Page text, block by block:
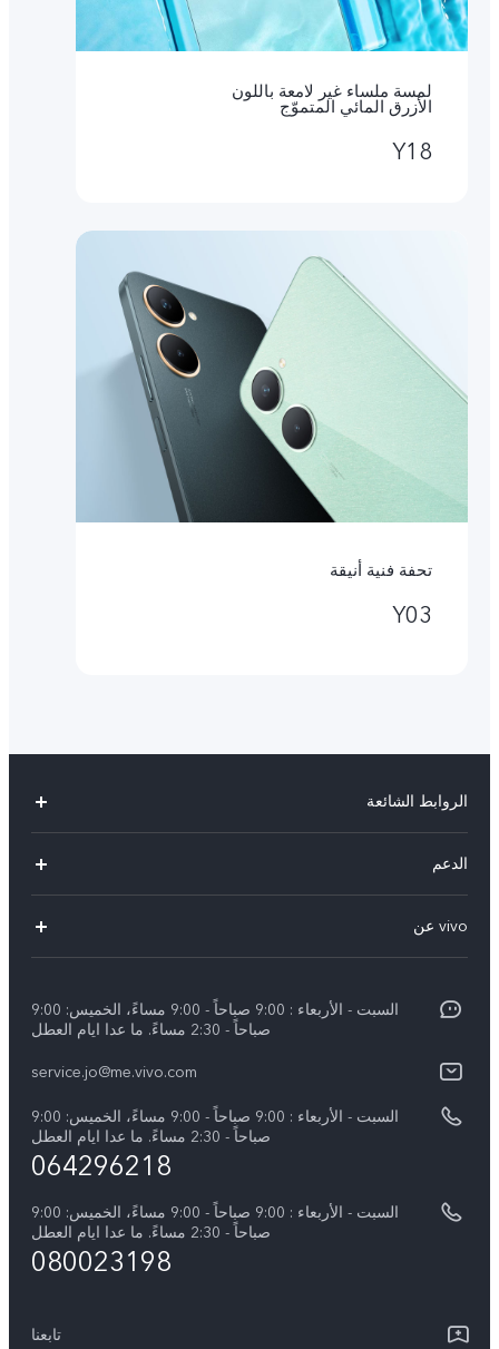
لمسة ملساء غير لامعة باللون
الأزرق المائي المتموّج
Y18
تحفة فنية أنيقة
Y03
الروابط الشائعة
Y19s(New)
Y28(New)
كل الموديلات
الدعم
مركز الخدمة
Funtouch OS
بيان الخصوصية بشأن خدمة العملاء
vivo عن
اضغط
الإشعارات القانونية
نبذة عنا
الاستدامة
السبت - الأربعاء : 9:00 صباحاً - 9:00 مساءً، الخميس: 9:00
صباحاً - 2:30 مساءً. ما عدا ايام العطل
service.jo@me.vivo.com
السبت - الأربعاء : 9:00 صباحاً - 9:00 مساءً، الخميس: 9:00
صباحاً - 2:30 مساءً. ما عدا ايام العطل
064296218
السبت - الأربعاء : 9:00 صباحاً - 9:00 مساءً، الخميس: 9:00
صباحاً - 2:30 مساءً. ما عدا ايام العطل
080023198
تابعنا